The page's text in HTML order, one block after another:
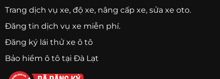
Trang dịch vụ xe, độ xe, nâng cấp xe, sửa xe oto.
Đăng tin dịch vụ xe miễn phí.
Đăng ký lái thử xe ô tô
Bảo hiểm ô tô tại Đà Lạt